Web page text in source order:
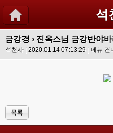
석
금강경 › 진옥스님 금강반야
석천사 | 2020.01.14 07:13:29 | 메뉴 건
.
목록